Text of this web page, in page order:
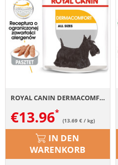
ROYAL CANIN DERMACOMFORT Nassfutter für Hunde mit empfindlicher Haut Mousse 12 x 85 g
€13.96 (13.69 € / kg)
IN DEN
WARENKORB